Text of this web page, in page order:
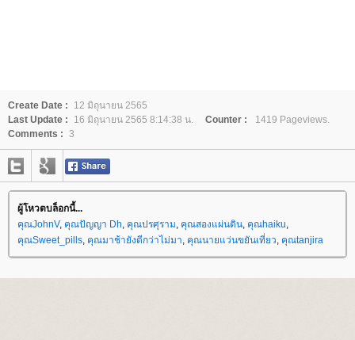
Create Date :
12 มิถุนายน 2565
Last Update :
16 มิถุนายน 2565 8:14:38 น. Counter :
1419 Pageviews.
Comments : 3
ผู้โหวตบล็อกนี้...
คุณJohnV, คุณปัญญา Dh คุณปรศุราม คุณสองแผ่นดิน คุณhaiku
คุณSweet_pills คุณมาช้ายังดีกว่าไม่มา คุณนายแว่นขยันเที่ยว คุณtanjira